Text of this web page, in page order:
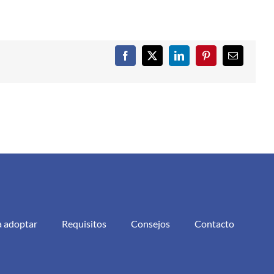
Facebook
X LinkedInPinterestCorreo
electrónico
adoptar Requisitos Consejos Contacto